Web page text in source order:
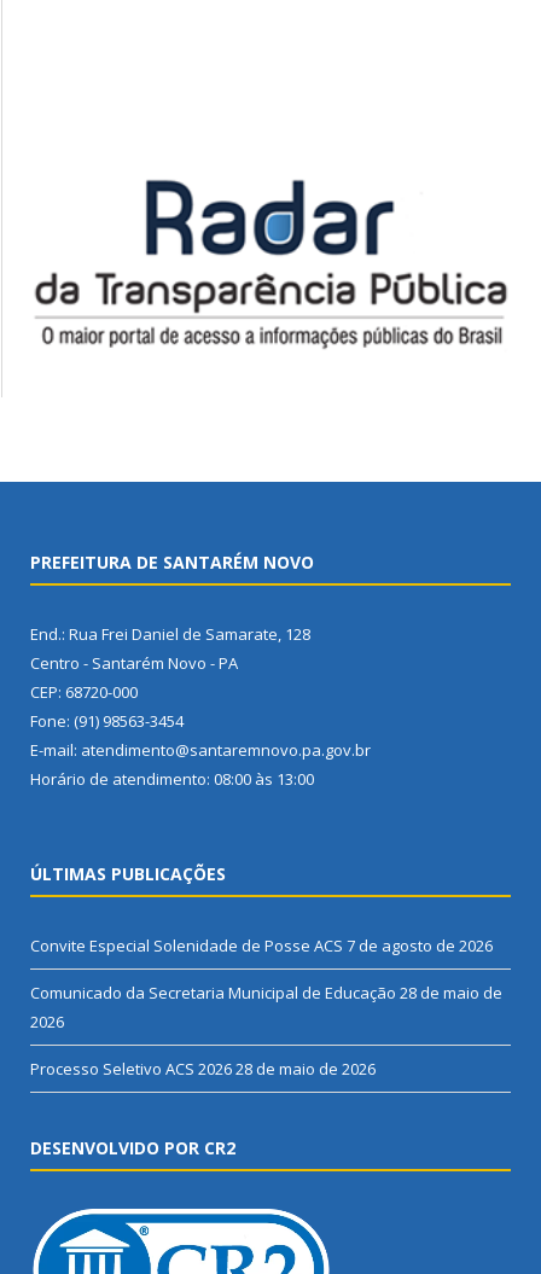
PREFEITURA DE SANTARÉM NOVO
End.: Rua Frei Daniel de Samarate, 128
Centro - Santarém Novo - PA
CEP: 68720-000
Fone: (91) 98563-3454
E-mail: atendimento@santaremnovo.pa.gov.br
Horário de atendimento: 08:00 às 13:00
ÚLTIMAS PUBLICAÇÕES
Convite Especial Solenidade de Posse ACS 7 de agosto de 2026
Comunicado da Secretaria Municipal de Educação 28 de maio de
2026
Processo Seletivo ACS 202628 de maio de 2026
DESENVOLVIDO POR CR2